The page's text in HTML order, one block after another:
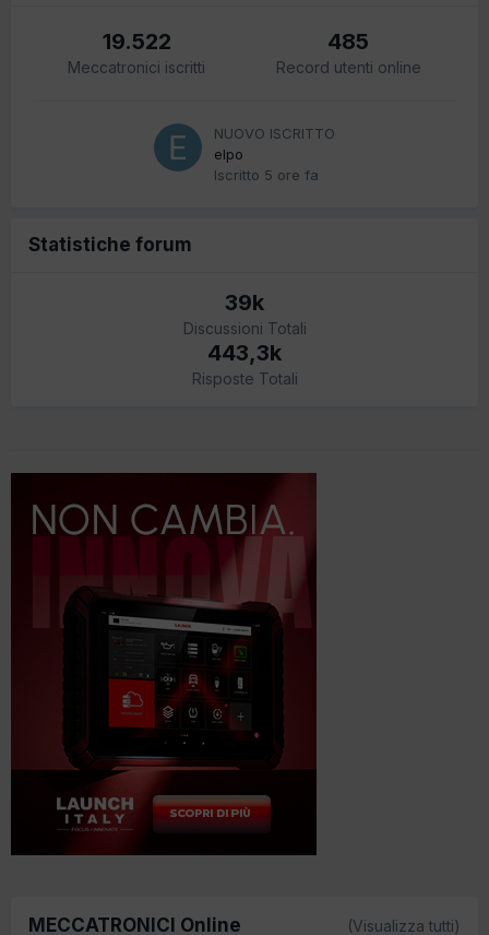
19.522
Meccatronici iscritti
485
Record utenti online
NUOVO ISCRITTO
elpo
Iscritto 5 ore fa
Statistiche forum
39k
Discussioni Totali
443,3k
Risposte Totali
MECCATRONICI Online (Visualizza tutti)